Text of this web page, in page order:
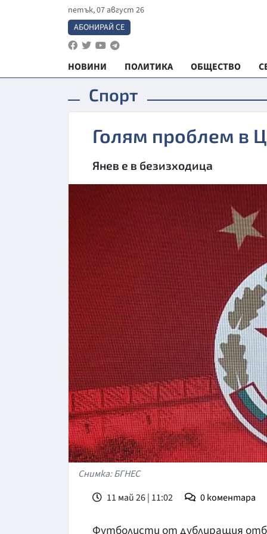
петък, 07 август 26
АБОНИРАЙ СЕ
НОВИНИ ПОЛИТИКА ОБЩЕСТВО
Спорт
Голям проблем в
Янев е в безизходица
Снимка: БГНЕС
11 май 26 | 11:02
0коментара
Футболисти от дублиращия